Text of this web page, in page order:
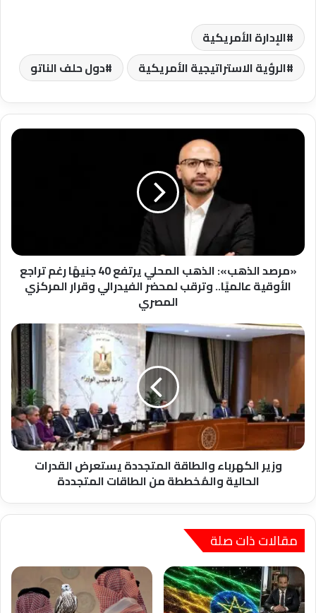
الإدارة الأمريكية
الرؤية الاستراتيجية الأمريكية
دول حلف الناتو
«مرصد
تراجع
الأوقية
عالميًا..
الفيدرالي
وقرار
المركزي
«مرصد الذهب»: الذهب المحلي يرتفع 40 جنيهًا رغم تراجع
الأوقية عالميًا.. وترقب لمحضر الفيدرالي وقرار المركزي
المصري
وزير
الكهرباء
والطاقة
القدرات
الحالية
والمُخططة
من
الطاقات
المتجددة
وزير الكهرباء والطاقة المتجددة يستعرض القدرات
الحالية والمُخططة من الطاقات المتجددة
مقالات ذات صلة